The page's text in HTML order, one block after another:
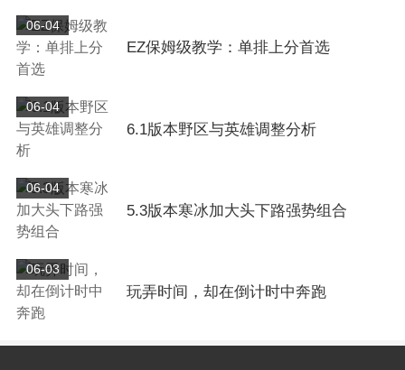
06-04
EZ保姆级教学：单排上分首选
06-04
6.1版本野区与英雄调整分析
06-04
5.3版本寒冰加大头下路强势组合
06-03
玩弄时间，却在倒计时中奔跑